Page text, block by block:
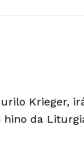
Krieger,
da